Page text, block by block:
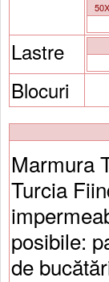
Lastre
Blocuri
Marmura
Turcia
posibile:
de